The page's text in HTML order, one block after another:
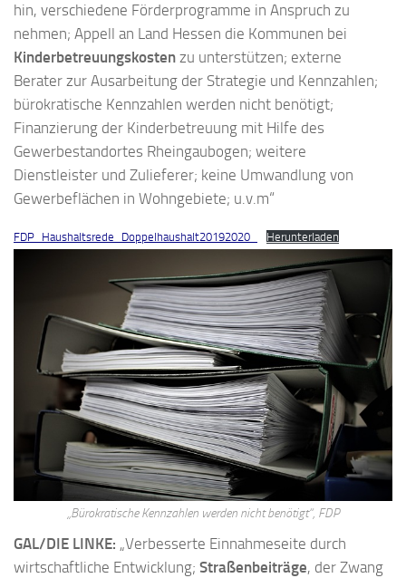
hin, verschiedene Förderprogramme in Anspruch zu
nehmen; Appell an Land Hessen die Kommunen bei
Kinderbetreuungskosten zu unterstützen; externe
Berater zur Ausarbeitung der Strategie und Kennzahlen;
bürokratische Kennzahlen werden nicht benötigt;
Finanzierung der Kinderbetreuung mit Hilfe des
Gewerbestandortes Rheingaubogen; weitere
Dienstleister und Zulieferer; keine Umwandlung von
Gewerbeflächen in Wohngebiete; u.v.m“
FDP_Haushaltsrede_Doppelhaushalt20192020_ Herunterladen
„Bürokratische Kennzahlen werden nicht benötigt“, FDP
GAL/DIE LINKE: „Verbesserte Einnahmeseite durch
wirtschaftliche Entwicklung; Straßenbeiträge, der Zwang